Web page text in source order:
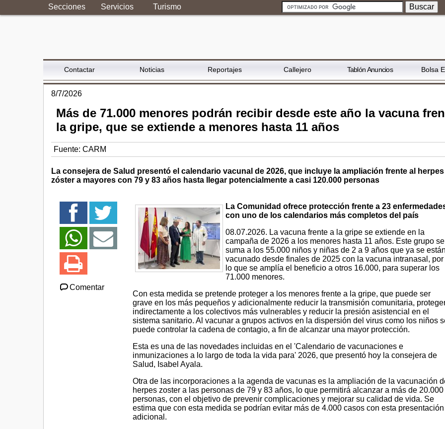
Secciones Servicios Turismo
Contactar Noticias Reportajes Callejero Tablón Anuncios Bolsa
8/7/2026
Más de 71.000 menores podrán recibir desde este año la vacuna
la gripe, que se extiende a menores hasta 11 años
Fuente: CARM
La consejera de Salud presentó el calendario vacunal de 2026, que incluye la ampliación frente al herpes
zóster a mayores con 79 y 83 años hasta llegar potencialmente a casi 120.000 personas
Comentar
La Comunidad ofrece protección frente a 23
con uno de los calendarios más completos del país
08.07.2026. La vacuna frente a la gripe se extiende en la
campaña de 2026 a los menores hasta 11 años. Este grupo se
suma a los 55.000 niños y niñas de 2 a 9 años que ya se
vacunado desde finales de 2025 con la vacuna intranasal, por
lo que se amplía el beneficio a otros 16.000, para superar los
71.000 menores.
Con esta medida se pretende proteger a los menores frente a la gripe, que puede ser
grave en los más pequeños y adicionalmente reducir la transmisión comunitaria,
indirectamente a los colectivos más vulnerables y reducir la presión asistencial en el
sistema sanitario. Al vacunar a grupos activos en la dispersión del virus como los niños
puede controlar la cadena de contagio, a fin de alcanzar una mayor protección.
Esta es una de las novedades incluidas en el 'Calendario de vacunaciones e
inmunizaciones a lo largo de toda la vida para' 2026, que presentó hoy la consejera de
Salud, Isabel Ayala.
Otra de las incorporaciones a la agenda de vacunas es la ampliación de la vacunación
herpes zoster a las personas de 79 y 83 años, lo que permitirá alcanzar a más de 20.000
personas, con el objetivo de prevenir complicaciones y mejorar su calidad de vida. Se
estima que con esta medida se podrían evitar más de 4.000 casos con esta presentación
adicional.